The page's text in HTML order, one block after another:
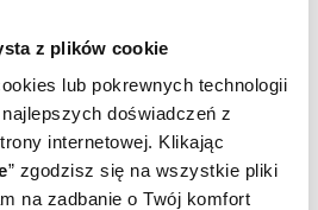
z plików cookie
lub pokrewnych technologii
doświadczeń z
internetowej. Klikając
” zgodzisz się na wszystkie pliki
na zadbanie o Twój komfort
przed przesuszeniem,